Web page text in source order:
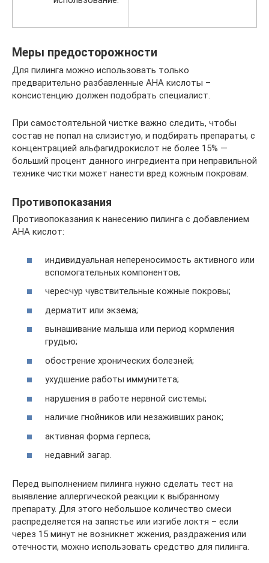
Меры предосторожности
Для пилинга можно использовать только
предварительно разбавленные АНА кислоты –
консистенцию должен подобрать специалист.
При самостоятельной чистке важно следить, чтобы
состав не попал на слизистую, и подбирать препараты, с
концентрацией альфагидрокислот не более 15% —
больший процент данного ингредиента при неправильной
технике чистки может нанести вред кожным покровам.
Противопоказания
Противопоказания к нанесению пилинга с добавлением
АНА кислот:
индивидуальная непереносимость активного или
вспомогательных компонентов;
чересчур чувствительные кожные покровы;
дерматит или экзема;
вынашивание малыша или период кормления
грудью;
обострение хронических болезней;
ухудшение работы иммунитета;
нарушения в работе нервной системы;
наличие гнойников или незаживших ранок;
активная форма герпеса;
недавний загар.
Перед выполнением пилинга нужно сделать тест на
выявление аллергической реакции к выбранному
препарату. Для этого небольшое количество смеси
распределяется на запястье или изгибе локтя – если
через 15 минут не возникнет жжения, раздражения или
отечности, можно использовать средство для пилинга.